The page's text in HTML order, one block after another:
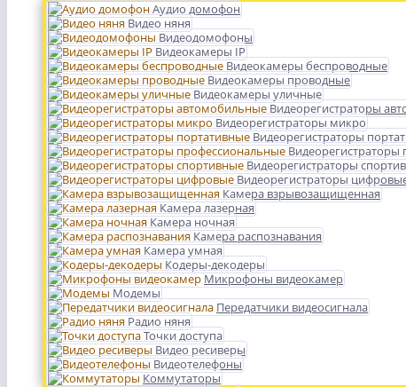
Аудио домофон
Видео няня
Видеодомофоны
Видеокамеры IP
Видеокамеры беспроводные
Видеокамеры проводные
Видеокамеры уличные
Видеорегистраторы
Видеорегистраторы микро
Видеорегистраторы
Видеорегистраторы
Видеорегистраторы
Камера взрывозащищенная
Камера лазерная
Камера ночная
Камера распознавания
Камера умная
Кодеры-декодеры
Микрофоны видеокамер
Модемы
Передатчики видеосигнала
Радио няня
Точки доступа
Видео ресиверы
Видеотелефоны
Коммутаторы